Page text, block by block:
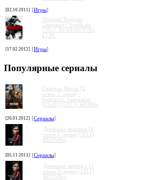
[02.10.2011] [Игры]
Торрент Торрент
Cиндикат / Syndicate
[2012, RUS/ENG/ENG,
L] PC
[17.02.2012] [Игры]
Популярные сериалы
Спартак: Месть [2
сезон, 1 серия] /
Spartacus: Vengeance
[02x01] (2012) WEBRip
[26.01.2012] [Сериалы]
Дневники вампира [3
сезон 8 серия] (2011)
HDTVRip
[05.11.2011] [Сериалы]
Дневники вампира [3
сезон 9 серия] (2011)
HDTVRip